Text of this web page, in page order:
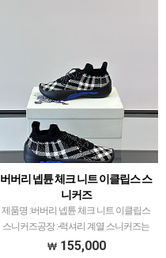
버버리 넵튠 체크 니트 이클립스 스
니커즈
제품명 :버버리 넵튠 체크 니트 이클립스
스니커즈공장 :-럭셔리 계열 스니커즈는
메이저 공장에서 취급되는 모델 많이 없습
155,000